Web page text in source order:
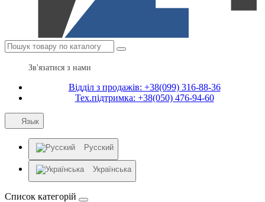
Зв'язатися з нами
Відділ з продажів: +38(099) 316-88-36
Тех.підтримка: +38(050) 476-94-60
Язык
Русский
Українська
Список категорій